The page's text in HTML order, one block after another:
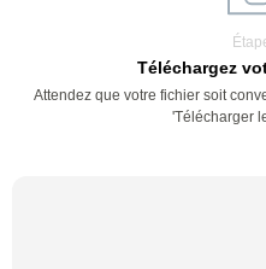
Téléchargez
Attendez que votre fichier soit
'Télécharger